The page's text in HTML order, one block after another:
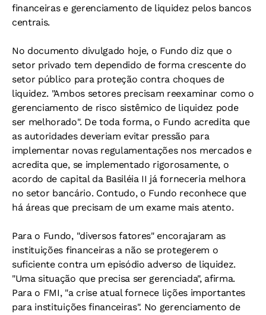
financeiras e gerenciamento de liquidez pelos bancos
centrais.
No documento divulgado hoje, o Fundo diz que o
setor privado tem dependido de forma crescente do
setor público para proteção contra choques de
liquidez. "Ambos setores precisam reexaminar como o
gerenciamento de risco sistêmico de liquidez pode
ser melhorado". De toda forma, o Fundo acredita que
as autoridades deveriam evitar pressão para
implementar novas regulamentações nos mercados e
acredita que, se implementado rigorosamente, o
acordo de capital da Basiléia II já forneceria melhora
no setor bancário. Contudo, o Fundo reconhece que
há áreas que precisam de um exame mais atento.
Para o Fundo, "diversos fatores" encorajaram as
instituições financeiras a não se protegerem o
suficiente contra um episódio adverso de liquidez.
"Uma situação que precisa ser gerenciada", afirma.
Para o FMI, "a crise atual fornece lições importantes
para instituições financeiras". No gerenciamento de